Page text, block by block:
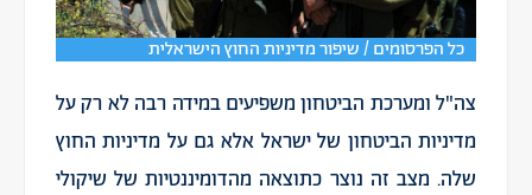
כל הפרסומים / שיפור מדיניות החוץ הישראלית
צה"ל ומערכת הביטחון משפיעים במידה רבה לא רק על
מדיניות הביטחון של ישראל אלא גם על מדיניות החוץ
שלה. מצב זה נוצר כתוצאה מהדומיננטיות של שיקולי